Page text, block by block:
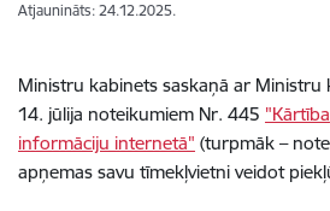
Atjaunināts: 24.12.2025.
Ministru kabinets saskaņā ar Ministru
14. jūlija noteikumiem Nr. 445
informāciju internetā" (turpmāk –
apņemas savu tīmekļvietni veidot